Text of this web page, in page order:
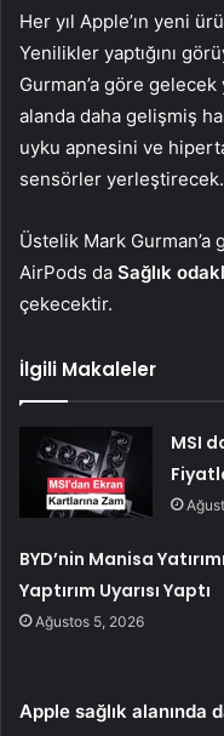
Her yıl Apple’ın yeni
Yenilikler yaptığını
Gurman’a göre gelecek
alanda daha gelişmiş
uyku apnesini ve
sensörler yerleştirecek.
Üstelik Mark
AirPods da Sağlık
çekecektir.
İlgili Makaleler
MSI
BYD’nin Manisa
Yaptırım Uyarısı Yaptı
Ağustos 5, 2026
Apple sağlık alanında